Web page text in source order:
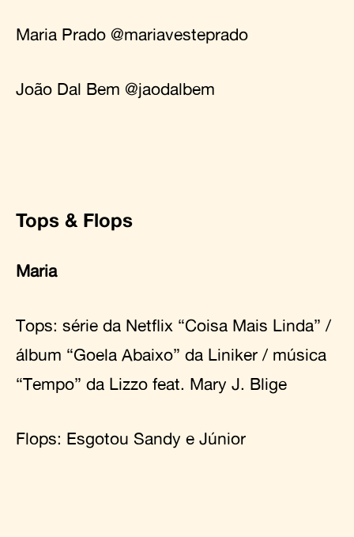
Maria Prado @mariavesteprado
João Dal Bem @jaodalbem
Tops & Flops
Maria
Tops: série da Netflix “Coisa Mais Linda” /
álbum “Goela Abaixo” da Liniker / música
“Tempo” da Lizzo feat. Mary J. Blige
Flops: Esgotou Sandy e Júnior